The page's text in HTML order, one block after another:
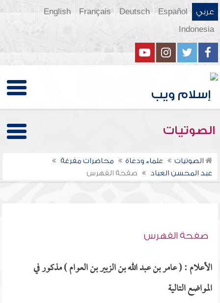
عربي Español
Deutsch
Français
English
Indonesia
الصوتيات
الصوتيات علماء ودعاة
محاضرات مفرغة
عبد المحسن العباد
صفحة الفهرس
صفحة الفهرس
الأعلام : ( عامر بن عبد الله بن الزبير بن العوام ) مذكور في
المواضع التالية